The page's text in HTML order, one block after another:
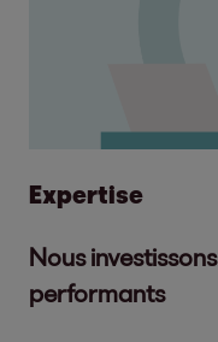
Expertise
Nous
performants